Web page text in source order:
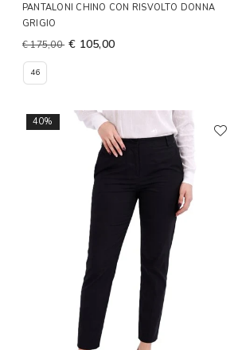
PANTALONI CHINO CON RISVOLTO DONNA
GRIGIO
€ 175,00 € 105,00
46
40%